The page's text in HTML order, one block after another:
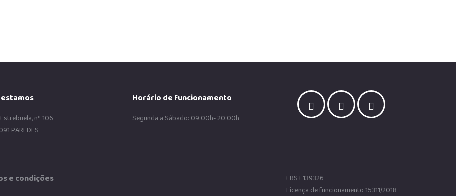
nº 106
PAREDES
Horário de funcionamento
Segunda a Sábado: 09:00h- 20:00h
e condições
ERS E139326
Licença de funcionamento 15311/2018